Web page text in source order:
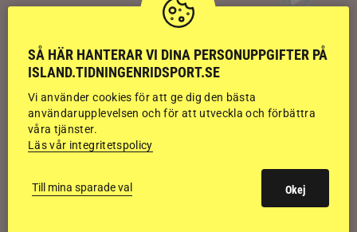
Kolla klippet: Se ritten som gav guldläge
inför finalen
Kolla klippet: Svenskägda hingsten bäst
av sexåringarna på Landsmót
Kolla klippet: Gljátoppur-dotterns
SÅ HÄR HANTERAR VI DINA PERSONUPPGIFTER PÅ
ISLAND.TIDNINGENRIDSPORT.SE
Vi använder cookies för att ge dig den bästa
användarupplevelsen och för att utveckla och förbättra
våra tjänster.
Läs vår integritetspolicy
Till mina sparade val Okej